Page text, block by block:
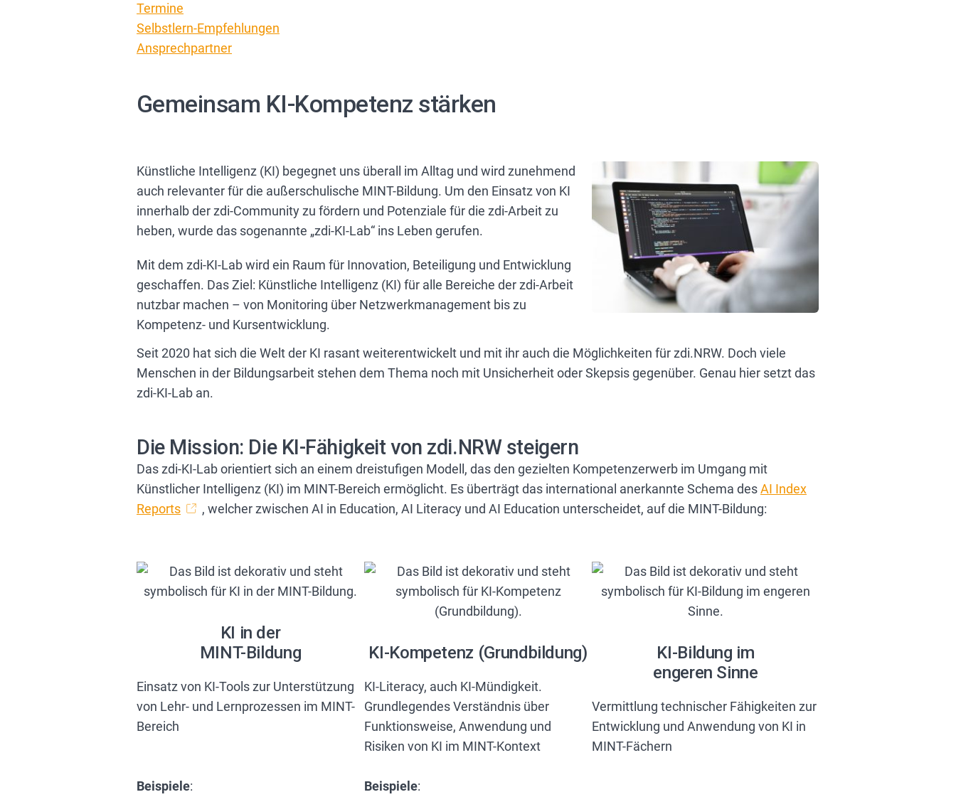
Termine
Selbstlern-Empfehlungen
Ansprechpartner
Gemeinsam KI-Kompetenz stärken
Künstliche Intelligenz (KI) begegnet uns überall im Alltag und wird zunehmend
auch relevanter für die außerschulische MINT-Bildung. Um den Einsatz von KI
innerhalb der zdi-Community zu fördern und Potenziale für die zdi-Arbeit zu
heben, wurde das sogenannte „zdi-KI-Lab“ ins Leben gerufen.
Mit dem zdi-KI-Lab wird ein Raum für Innovation, Beteiligung und Entwicklung
geschaffen. Das Ziel: Künstliche Intelligenz (KI) für alle Bereiche der zdi-Arbeit
nutzbar machen – von Monitoring über Netzwerkmanagement bis zu
Kompetenz- und Kursentwicklung.
Seit 2020 hat sich die Welt der KI rasant weiterentwickelt und mit ihr auch die Möglichkeiten für zdi.NRW. Doch viele
Menschen in der Bildungsarbeit stehen dem Thema noch mit Unsicherheit oder Skepsis gegenüber. Genau hier setzt das
zdi-KI-Lab an.
Die Mission: Die KI-Fähigkeit von zdi.NRW steigern
Das zdi-KI-Lab orientiert sich an einem dreistufigen Modell, das den gezielten Kompetenzerwerb im Umgang mit
Künstlicher Intelligenz (KI) im MINT-Bereich ermöglicht. Es überträgt das international anerkannte Schema desAI Index
Reports
, welcher zwischen AI in Education, AI Literacy und AI Education unterscheidet, auf die MINT-Bildung:
KI in der
MINT-Bildung
Einsatz von KI-Tools zur Unterstützung
von Lehr- und Lernprozessen im MINT-
Bereich
Beispiele:
KI-Kompetenz (Grundbildung)
KI-Literacy, auch KI-Mündigkeit.
Grundlegendes Verständnis über
Funktionsweise, Anwendung und
Risiken von KI im MINT-Kontext
Beispiele:
KI-Bildung im
engeren Sinne
Vermittlung technischer Fähigkeiten zur
Entwicklung und Anwendung von KI in
MINT-Fächern